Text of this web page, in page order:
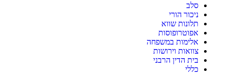
סלב
ניכור הורי
תלונות שווא
אפוטרופוסות
אלימות במשפחה
צוואות וירושות
בית הדין הרבני
כללי